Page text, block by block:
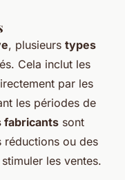
, plusieurs types
Cela inclut les
par les
les périodes de
fabricants sont
réductions ou des
les ventes.